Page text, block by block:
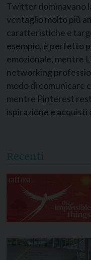
Twitter dominavano
ventaglio molto più
caratteristiche e
esempio, è perfetto
emozionale, mentre
networking
modo di comunicare
mentre Pinterest
ispirazione e acquisti
Recenti